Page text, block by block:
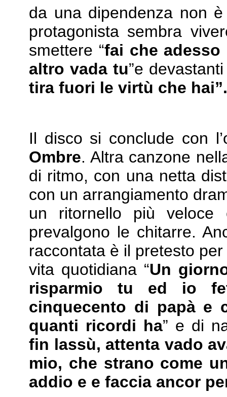
da una dipendenza non
protagonista sembra
smettere “fai che
altro vada tu”e
tira fuori le virtù che hai”.
Il disco si conclude con
Ombre. Altra canzone
di ritmo, con una netta
con un arrangiamento
un ritornello più veloce
prevalgono le chitarre.
raccontata è il pretesto
vita quotidiana “Un
risparmio tu ed io
cinquecento di papà e
quanti ricordi ha” e di
fin lassù, attenta vado
mio, che strano come
addio e e faccia ancor